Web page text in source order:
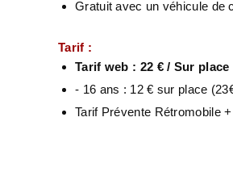
Gratuit avec un véhicule de
Tarif :
Tarif web : 22 € / Sur place
- 16 ans : 12 € sur place
Tarif Prévente Rétromobile